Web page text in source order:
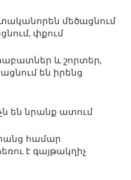
մեծացնում
փքում
և շորտեր,
են իրենց
են նրանք ատում
համար
է գայթակղիչ